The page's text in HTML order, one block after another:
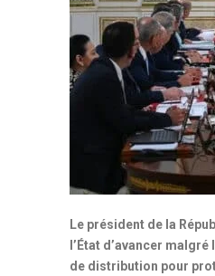
Le président de la
l’État d’avancer
de distribution pour